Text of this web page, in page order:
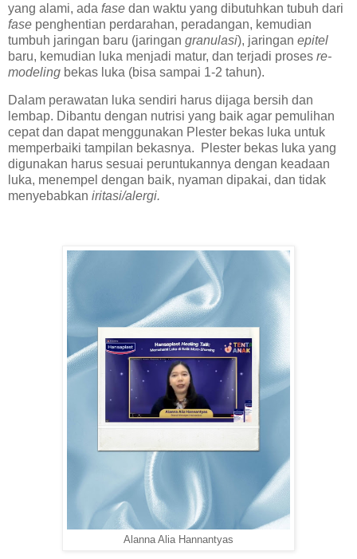
yang alami, ada fase dan waktu yang dibutuhkan tubuh dari
fase penghentian perdarahan, peradangan, kemudian
tumbuh jaringan baru (jaringan granulasi), jaringan epitel
baru, kemudian luka menjadi matur, dan terjadi proses re-
modeling bekas luka (bisa sampai 1-2 tahun).
Dalam perawatan luka sendiri harus dijaga bersih dan
lembap. Dibantu dengan nutrisi yang baik agar pemulihan
cepat dan dapat menggunakan Plester bekas luka untuk
memperbaiki tampilan bekasnya. Plester bekas luka yang
digunakan harus sesuai peruntukannya dengan keadaan
luka, menempel dengan baik, nyaman dipakai, dan tidak
menyebabkan iritasi/alergi.
Alanna Alia Hannantyas